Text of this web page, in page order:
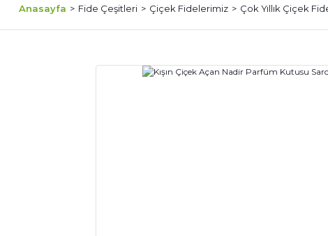
Anasayfa Fide Çeşitleri Çiçek Fidelerimiz Çok Yıllık Çiçek